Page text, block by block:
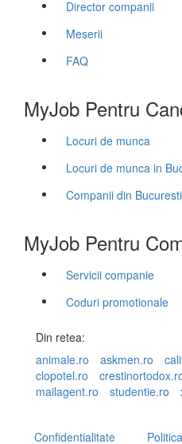
Director companii
Meserii
FAQ
MyJob Pentru
Locuri de munca
Locuri de munca in
Companii din Bucuresti
MyJob Pentru
Servicii companie
Coduri promotionale
Din retea:
animale.ro
askmen.ro
clopotel.ro
mailagent.ro
studentie.ro
Confidentialitate